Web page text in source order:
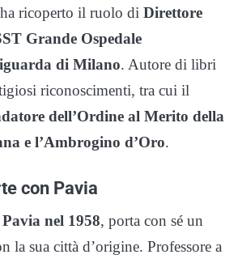
ricoperto il ruolo di Direttore
Grande Ospedale
di Milano. Autore di libri
riconoscimenti, tra cui il
dell’Ordine al Merito della
e l’Ambrogino d’Oro.
con Pavia
nel 1958, porta con sé un
la sua città d’origine. Professore a